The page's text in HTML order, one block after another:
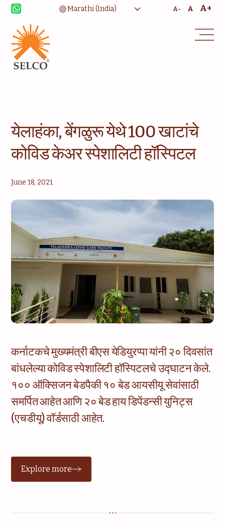
A- A A+
उपजीविका आरोग्यसेवा
शिक्षण
समुदाय
येलाहंका, बेंगळुरू येथे 100 खाटांचे
कोविड केअर स्पेशालिटी हॉस्पिटल
June 18, 2021
कर्नाटकचे मुख्यमंत्री बीएस येडियुरप्पा यांनी २० दिवसांत
बांधलेल्या कोविड स्पेशालिटी हॉस्पिटलचे उद्घाटन केले.
१०० ऑक्सिजन बेडपैकी १० बेड आयसीयू सेवांसाठी
समर्पित आहेत आणि २० बेड हाय डिपेंडन्सी युनिट्स
(एचडीयू) वॉर्डसाठी आहेत.
Explore more